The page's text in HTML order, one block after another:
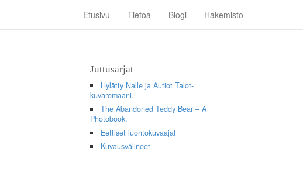
Etusivu Tietoa Blogi Hakemisto
Juttusarjat
Hylätty Nalle ja Autiot Talot-
kuvaromaani.
The Abandoned Teddy Bear – A
Photobook.
Eettiset luontokuvaajat
Kuvausvälineet